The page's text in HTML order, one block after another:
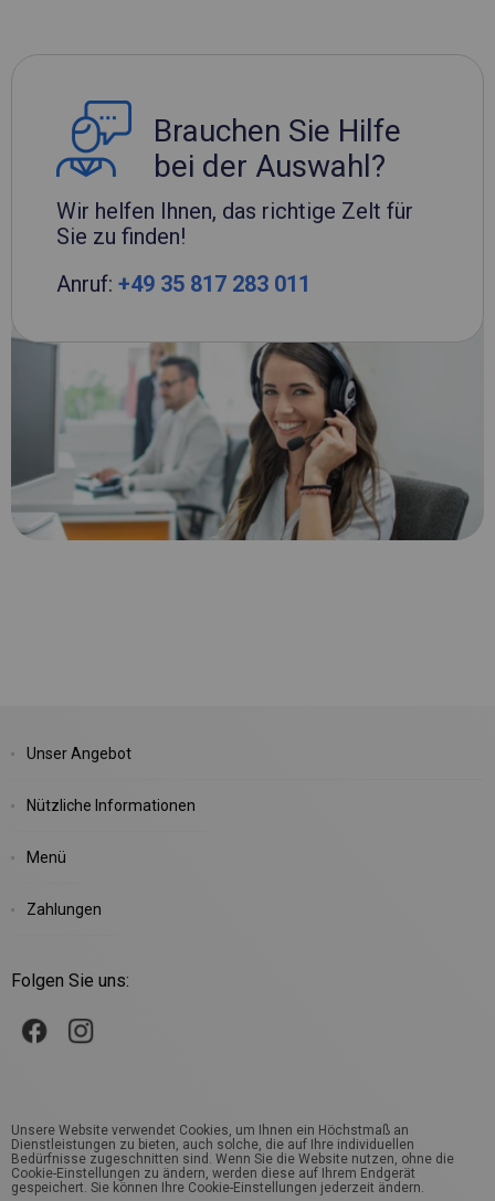
Brauchen Sie Hilfe
bei der Auswahl?
Wir helfen Ihnen, das richtige Zelt für
Sie zu finden!
Anruf: +49 35 817 283 011
Unser Angebot
Nützliche Informationen
Menü
Zahlungen
Folgen Sie uns:
Unsere Website verwendet Cookies, um Ihnen ein Höchstmaß an
Dienstleistungen zu bieten, auch solche, die auf Ihre individuellen
Bedürfnisse zugeschnitten sind. Wenn Sie die Website nutzen, ohne die
Cookie-Einstellungen zu ändern, werden diese auf Ihrem Endgerät
gespeichert. Sie können Ihre Cookie-Einstellungen jederzeit ändern.